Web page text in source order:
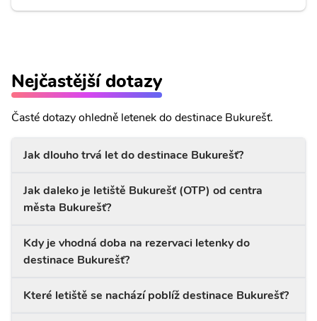
Nejčastější dotazy
Časté dotazy ohledně letenek do destinace Bukurešť.
Jak dlouho trvá let do destinace Bukurešť?
Jak daleko je letiště Bukurešť (OTP) od centra
města Bukurešť?
Kdy je vhodná doba na rezervaci letenky do
destinace Bukurešť?
Které letiště se nachází poblíž destinace Bukurešť?